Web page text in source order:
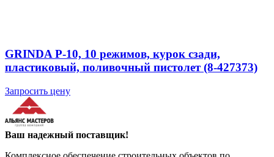
GRINDA P-10, 10 режимов, курок сзади,
пластиковый, поливочный пистолет (8-427373)
Запросить цену
Ваш надежный поставщик!